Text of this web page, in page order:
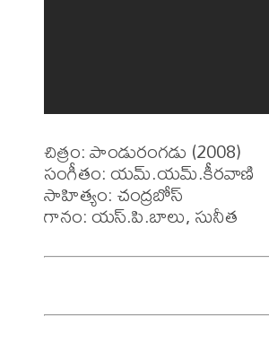
చిత్రం: పాండురంగడు (2008)
సంగీతం: యమ్.యమ్.కీరవాణి
సాహిత్యం: చంద్రబోస్